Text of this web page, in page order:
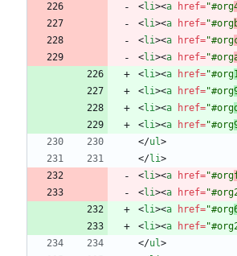
<li><a href="#org
<li><a href="#org
<li><a href="#org
<li><a href="#org
<li><a href="#org
<li><a href="#org
<li><a href="#org
<li><a href="#org
</ul>
</li>
<li><a href="#org
<li><a href=
<li><a href="#org
<li><a href=
</ul>